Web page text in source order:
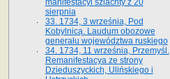
manifestacyi szlachty z 20
sierpnia
33. 1734, 3 września, Pod
Kobylnicą. Laudum obozowe
generału województwa ruskiego
34. 1734, 11 września, Przemyśl.
Remanifestacya ze strony
Dzieduszyckich, Ulińskiego i